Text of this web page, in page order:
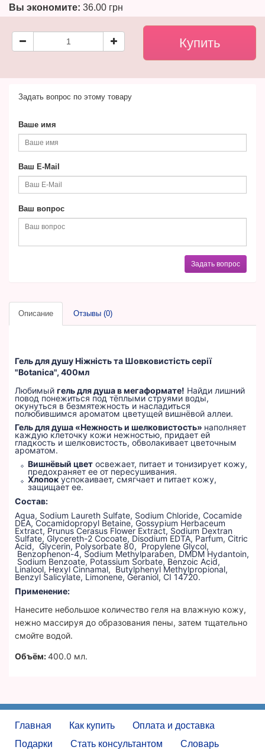
Вы экономите: 36.00 грн
Задать вопрос по этому товару
Ваше имя
Ваш E-Mail
Ваш вопрос
Задать вопрос
Описание Отзывы (0)
Гель для душу Ніжність та Шовковистість серії
"Botanica", 400мл
Любимый гель для душа в мегаформате! Найди лишний
повод понежиться под тёплыми струями воды,
окунуться в безмятежность и насладиться
полюбившимся ароматом цветущей вишнёвой аллеи.
Гель для душа «Нежность и шелковистость» наполняет
каждую клеточку кожи нежностью, придает ей
гладкость и шелковистость, обволакивает цветочным
ароматом.
Вишнёвый цвет освежает, питает и тонизирует кожу,
предохраняет ее от пересушивания.
Хлопокуспокаивает, смягчает и питает кожу,
защищает ее.
Состав:
Aqua, Sodium Laureth Sulfate, Sodium Chloride, Cocamide
DEA, Cocamidopropyl Betaine, Gossypium Herbaceum
Extract, Prunus Cerasus Flower Extract, Sodium Dextran
Sulfate, Glycereth-2 Cocoate, Disodium EDTA, Parfum, Citric
Acid, Glycerin, Polysorbate 80, Propylene Glycol,
Benzophenon-4, Sodium Methylparaben, DMDM Нydantoin,
Sodium Benzoate, Potassium Sorbate, Benzoic Аcid,
Linalool, Hexyl Cinnamal, Butylphenyl Мethylpropional,
Benzyl Salicylate, Limonene, Geraniol, CI 14720.
Применение:
Нанесите небольшое количество геля на влажную кожу,
нежно массируя до образования пены, затем тщательно
смойте водой.
Объём:400.0 мл.
Главная Как купить
Оплата и доставка
Подарки
Стать консультантом Словарь